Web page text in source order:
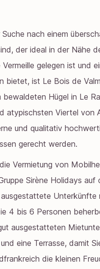
nach einem
der ideal in der Nähe
gelegen ist und
bietet, ist Le Bois de
bewaldeten Hügel in Le
atypischsten Viertel von
und qualitativ
gerecht werden.
Vermietung von
Sirène Holidays auf
ausgestattete
4 bis 6 Personen
ausgestatteten
eine Terrasse, damit
die kleinen